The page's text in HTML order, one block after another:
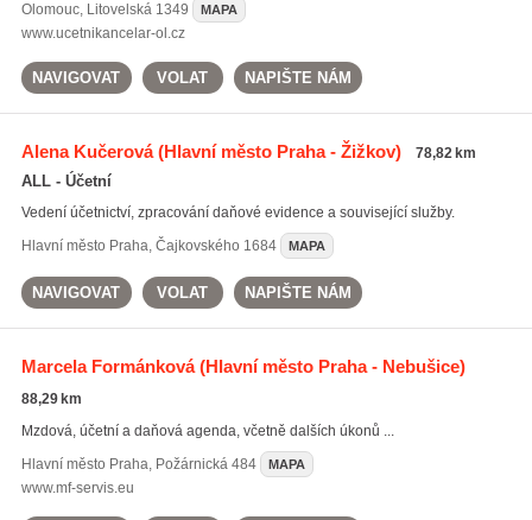
Olomouc, Litovelská 1349 MAPA
www.ucetnikancelar-ol.cz
NAVIGOVAT VOLAT NAPIŠTE NÁM
Alena Kučerová(Hlavní město Praha - Žižkov) 78,82 km
ALL - Účetní
Vedení účetnictví, zpracování daňové evidence a související služby.
Hlavní město Praha, Čajkovského 1684 MAPA
NAVIGOVAT VOLAT NAPIŠTE NÁM
Marcela Formánková(Hlavní město Praha - Nebušice)
88,29 km
Mzdová, účetní a daňová agenda, včetně dalších úkonů ...
Hlavní město Praha, Požárnická 484 MAPA
www.mf-servis.eu